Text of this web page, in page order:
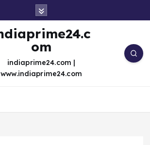
om
indiaprime24.com |
www.indiaprime24.com